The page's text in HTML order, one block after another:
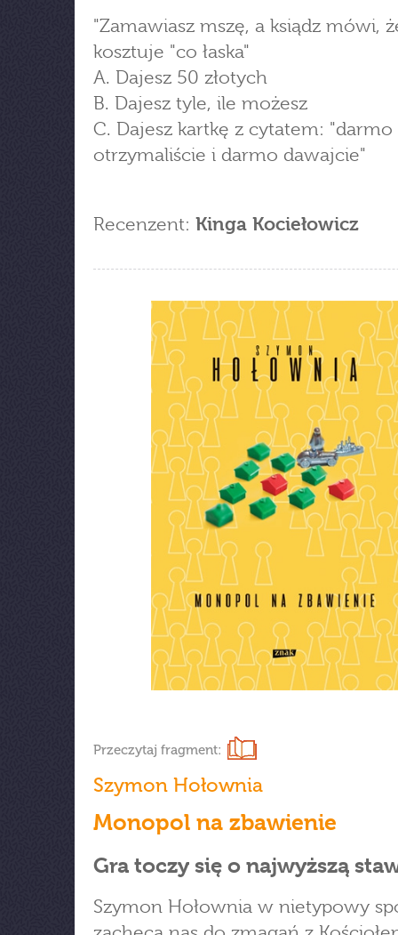
"Zamawiasz mszę, a ksiądz mówi,
kosztuje "co łaska"
A. Dajesz 50 złotych
B. Dajesz tyle, ile możesz
C. Dajesz kartkę z cytatem: "darmo
otrzymaliście i darmo dawajcie"
Recenzent: Kinga Kociełowicz
Przeczytaj fragment:
Szymon Hołownia
Monopol na zbawienie
Gra toczy się o najwyższą
Szymon Hołownia w nietypowy